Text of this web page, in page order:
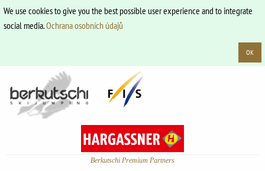
We use cookies to give you the best possible user experience and to integrate
social media.Ochrana osobních údajů
OK
Berkutschi Premium Partners